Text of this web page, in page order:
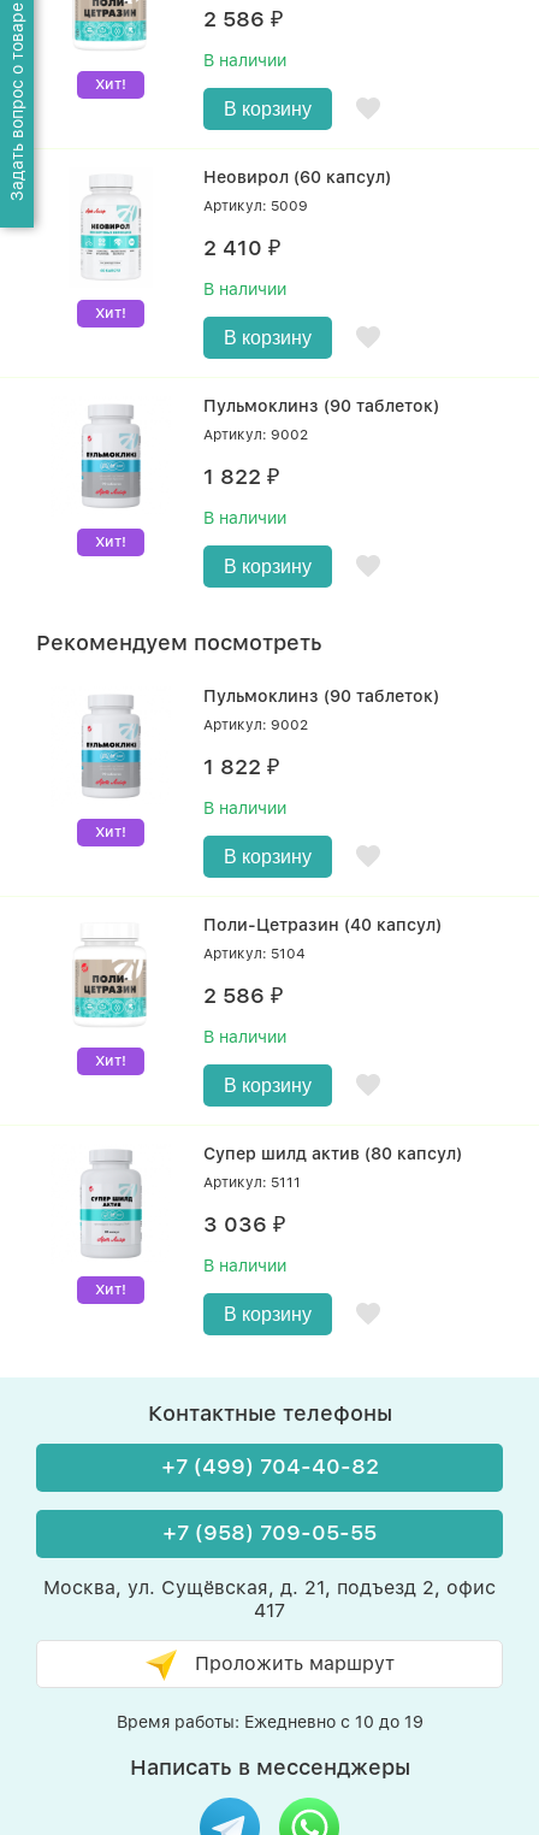
Хит!
2 586₽
В наличии
В корзину
Хит!
Неовирол (60 капсул)
Артикул: 5009
2 410₽
В наличии
В корзину
Хит!
Пульмоклинз (90 таблеток)
Артикул: 9002
1 822₽
В наличии
В корзину
Рекомендуем посмотреть
Хит!
Пульмоклинз (90 таблеток)
Артикул: 9002
1 822₽
В наличии
В корзину
Хит!
Поли-Цетразин (40 капсул)
Артикул: 5104
2 586₽
В наличии
В корзину
Хит!
Супер шилд актив (80 капсул)
Артикул: 5111
3 036₽
В наличии
В корзину
Задать вопрос о товаре
Контактные телефоны
+7 (499) 704-40-82
+7 (958) 709-05-55
Москва, ул. Сущёвская, д. 21, подъезд 2, офис
417
Проложить маршрут
Время работы: Ежедневно с 10 до 19
Написать в мессенджеры